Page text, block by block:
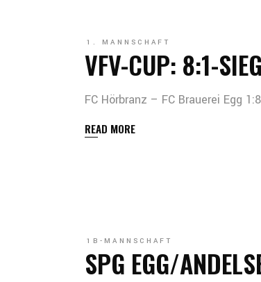
1. MANNSCHAFT
VFV-CUP: 8:1-
FC Hörbranz – FC Brauerei Egg
READ MORE
1B-MANNSCHAFT
SPG EGG/